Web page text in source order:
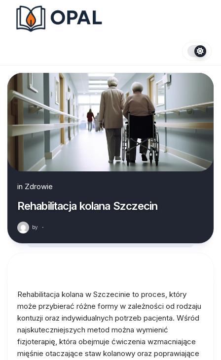
content
in Zdrowie
Rehabilitacja kolana Szczecin
by ·
Rehabilitacja kolana w Szczecinie to proces, który
może przybierać różne formy w zależności od rodzaju
kontuzji oraz indywidualnych potrzeb pacjenta. Wśród
najskuteczniejszych metod można wymienić
fizjoterapię, która obejmuje ćwiczenia wzmacniające
mięśnie otaczające staw kolanowy oraz poprawiające